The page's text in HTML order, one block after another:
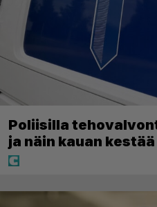
Poliisilla
ja näin kauan kestää